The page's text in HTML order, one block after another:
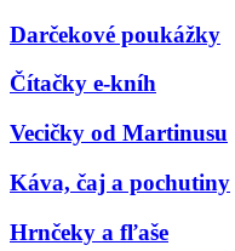
Darčekové poukážky
Čítačky e-kníh
Vecičky od Martinusu
Káva, čaj a pochutiny
Hrnčeky a fľaše